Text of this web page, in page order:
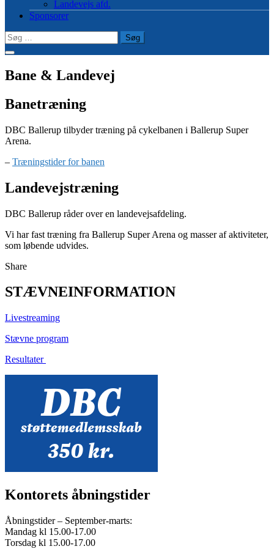
Landevejs afd.
Sponsorer
Søg
efter:
Bane & Landevej
Banetræning
DBC Ballerup tilbyder træning på cykelbanen i Ballerup Super
Arena.
– Træningstider for banen
Landevejstræning
DBC Ballerup råder over en landevejsafdeling.
Vi har fast træning fra Ballerup Super Arena og masser af aktiviteter,
som løbende udvides.
Share
STÆVNEINFORMATION
Livestreaming
Stævne program
Resultater
Kontorets åbningstider
Åbningstider – September-marts:
Mandag kl 15.00-17.00
Torsdag kl 15.00-17.00